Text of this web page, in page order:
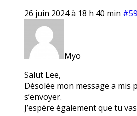
26 juin 2024 à 18 h 40 min
Myo
Salut Lee,
Désolée mon message a mis
s’envoyer.
J’espère également que tu